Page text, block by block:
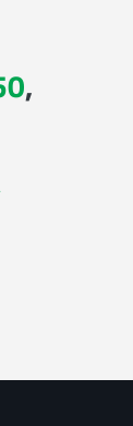
,